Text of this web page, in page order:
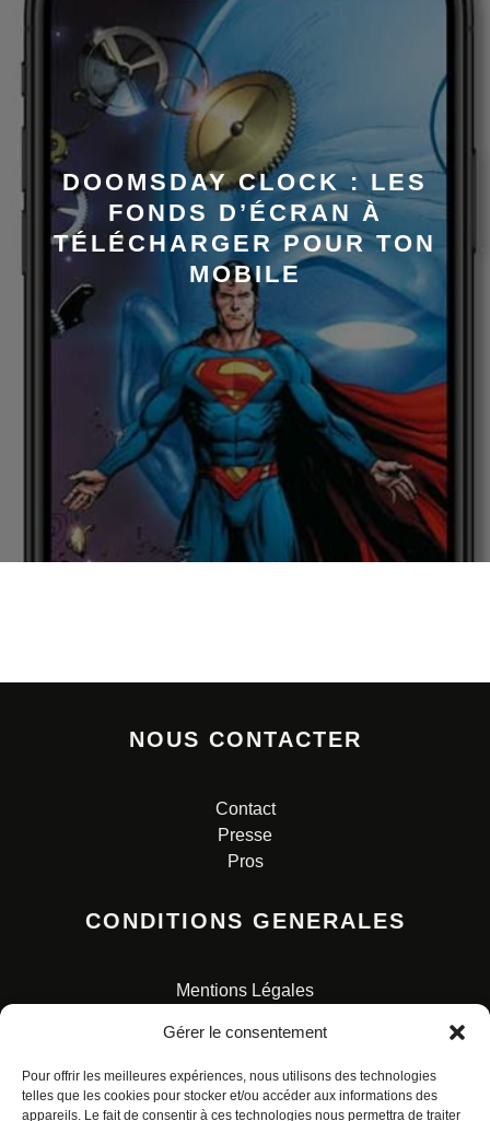
Gérer le consentement
Pour offrir les meilleures expériences, nous utilisons des technologies
telles que les cookies pour stocker et/ou accéder aux informations des
appareils. Le fait de consentir à ces technologies nous permettra de traiter
DOOMSDAY CLOCK : LES
FONDS D’ÉCRAN À
TÉLÉCHARGER POUR TON
MOBILE
NOUS CONTACTER
Contact
Presse
Pros
CONDITIONS GENERALES
Mentions Légales
Charte pour la protection des données personnelles